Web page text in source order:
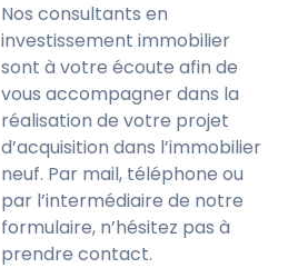
Nos consultants en
investissement immobilier
sont à votre écoute afin de
vous accompagner dans la
réalisation de votre projet
d’acquisition dans l’immobilier
neuf. Par mail, téléphone ou
par l’intermédiaire de notre
formulaire, n’hésitez pas à
prendre contact.